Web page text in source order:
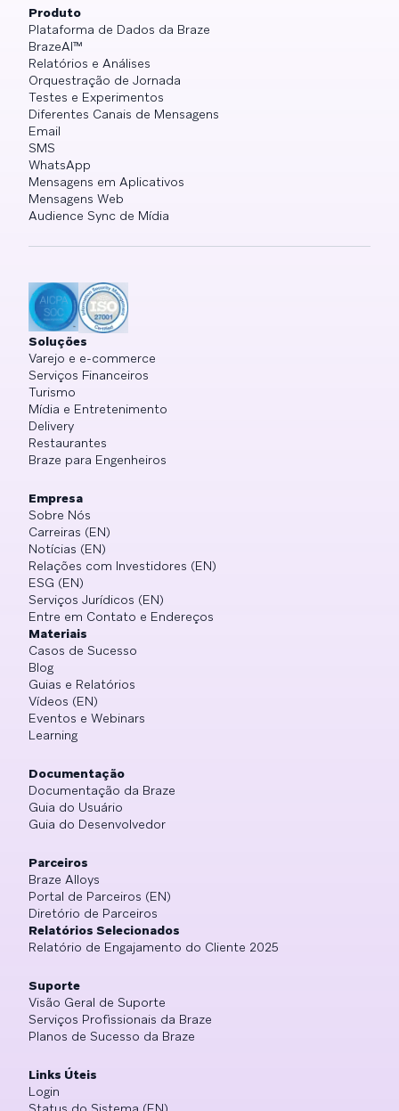
Produto
Plataforma de Dados da Braze
BrazeAI™
Relatórios e Análises
Orquestração de Jornada
Testes e Experimentos
Diferentes Canais de Mensagens
Email
SMS
WhatsApp
Mensagens em Aplicativos
Mensagens Web
Audience Sync de Mídia
Soluções
Varejo e e-commerce
Serviços Financeiros
Turismo
Mídia e Entretenimento
Delivery
Restaurantes
Braze para Engenheiros
Empresa
Sobre Nós
Carreiras (EN)
Notícias (EN)
Relações com Investidores (EN)
ESG (EN)
Serviços Jurídicos (EN)
Entre em Contato e Endereços
Materiais
Casos de Sucesso
Blog
Guias e Relatórios
Vídeos (EN)
Eventos e Webinars
Learning
Documentação
Documentação da Braze
Guia do Usuário
Guia do Desenvolvedor
Parceiros
Braze Alloys
Portal de Parceiros (EN)
Diretório de Parceiros
Relatórios Selecionados
Relatório de Engajamento do Cliente 2025
Suporte
Visão Geral de Suporte
Serviços Profissionais da Braze
Planos de Sucesso da Braze
Links Úteis
Login